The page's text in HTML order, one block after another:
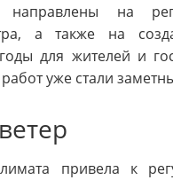
на
а также на
для жителей и
работ уже стали
привела к